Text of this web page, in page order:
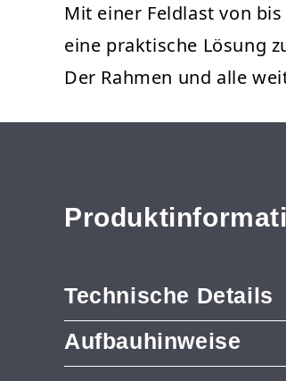
Mit einer Feldlast von
eine praktische Lösung
Der Rahmen und alle
Technische Details
Produkttyp: Anbauregal
Aufbauhinweise